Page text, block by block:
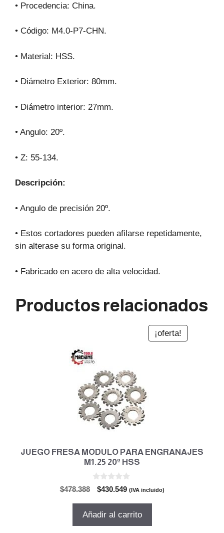
• Procedencia: China.
• Código: M4.0-P7-CHN.
• Material: HSS.
• Diámetro Exterior: 80mm.
• Diámetro interior: 27mm.
• Angulo: 20º.
• Z: 55-134.
Descripción:
• Angulo de precisión 20º.
• Estos cortadores pueden afilarse repetidamente,
sin alterase su forma original.
• Fabricado en acero de alta velocidad.
Productos relacionados
¡oferta!
JUEGO FRESA MODULO PARA ENGRANAJES
M1.25 20º HSS
$478.388
El
original
$430.549El
actual
(IVA incluido)
Añadir al carrito